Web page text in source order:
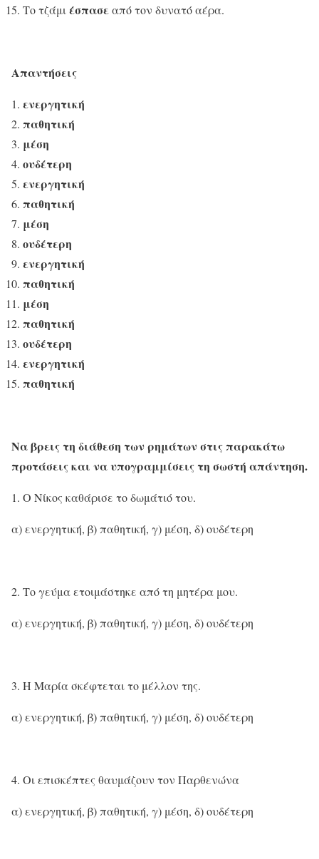
Το τζάμιέσπασεαπό τον δυνατό αέρα.
Απαντήσεις
ενεργητική
παθητική
μέση
ουδέτερη
ενεργητική
παθητική
μέση
ουδέτερη
ενεργητική
παθητική
μέση
παθητική
ουδέτερη
ενεργητική
παθητική
Να βρεις τη διάθεση των ρημάτων στις παρακάτω
προτάσεις και να υπογραμμίσεις τη σωστή απάντηση.
Ο Νίκος καθάρισε το δωμάτιό του.
α) ενεργητική, β) παθητική, γ) μέση, δ) ουδέτερη
Το γεύμα ετοιμάστηκε από τη μητέρα μου.
α) ενεργητική, β) παθητική, γ) μέση, δ) ουδέτερη
Η Μαρία σκέφτεται το μέλλον της.
α) ενεργητική, β) παθητική, γ) μέση, δ) ουδέτερη
Οι επισκέπτες θαυμάζουν τον Παρθενώνα
α) ενεργητική, β) παθητική, γ) μέση, δ) ουδέτερη